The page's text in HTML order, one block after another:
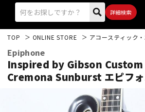
詳細検索
TOP ONLINE STORE アコースティック
Epiphone
Inspired by Gibson Custom
Cremona Sunburst エピフ